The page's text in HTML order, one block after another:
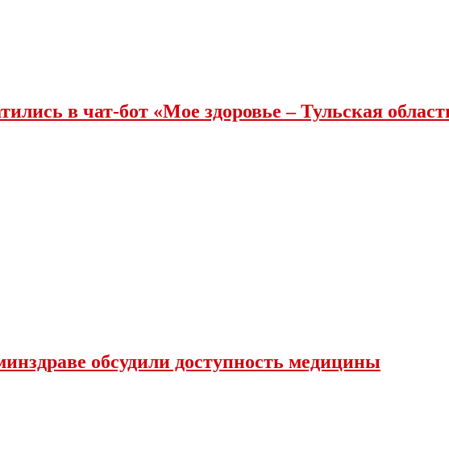
в чат-бот «Мое здоровье – Тульская
обсудили доступность медицины